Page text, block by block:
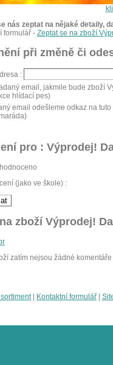
nás zeptat na nějaké detaily,
formulář - Zeptat se na zboží
při změně či
:
email, jakmile bude zboží
hlídací pes)
email odešleme odkaz na
pro : Výprodej!
(jako ve škole) :
zboží Výprodej!
zatím nejsou žádné komentáře
| Kontaktní formulář |